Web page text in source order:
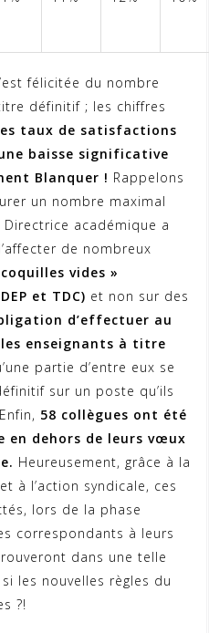
félicitée du nombre
définitif ; les chiffres
taux de satisfactions
baisse significative
Blanquer ! Rappelons
un nombre maximal
académique a
de nombreux
vides »
et TDC) et non sur des
d’effectuer au
enseignants à titre
partie d’entre eux se
sur un poste qu’ils
58 collègues ont été
dehors de leurs vœux
Heureusement, grâce à la
à l’action syndicale, ces
lors de la phase
correspondants à leurs
dans une telle
les nouvelles règles du
?!